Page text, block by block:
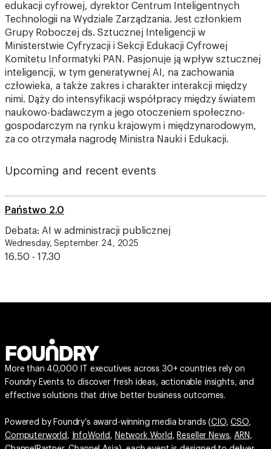
edukacji cyfrowej, dyrektor Centrum Inteligentnych
Technologii na Wydziale Zarządzania. Jest członkiem
Grupy Roboczej ds. Sztucznej Inteligencji w
Ministerstwie Cyfryzacji i Sekcji Edukacji Cyfrowej
Komitetu Informatyki PAN. Pasjonuje ją wpływ sztucznej
inteligencji, w tym generatywnej AI, na zachowania
człowieka, a także zakres i charakter interakcji między
nimi. Dąży do intensyfikacji współpracy między światem
naukowo-badawczym a jego otoczeniem społeczno-
gospodarczym na rynku krajowym i międzynarodowym,
za co otrzymała nagrodę Ministra Nauki i Edukacji.
Upcoming and recent events
Państwo 2.0
Debata: AI w administracji publicznej
Wednesday, September 24, 2025
16.50 - 17.30
More than 40,000 IT executives across 30+ countries rely on
Foundry Events to discover fresh ideas, actionable insights, and
effective solutions that drive better business outcomes.
Powered by Foundry’s award-winning media brands (CIO,CSO,
Computerworld , InfoWorld , Network World , Reseller News,ARN ,